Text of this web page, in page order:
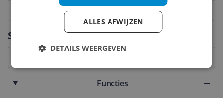
Specificaties
Functies
8
7
6
5
4
Vraag 1 van 4
ALLES AFWIJZEN
DETAILS WEERGEVEN